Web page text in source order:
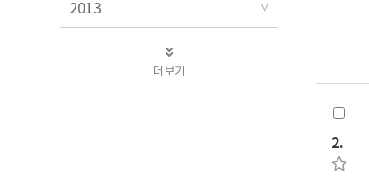
2013
더보기
2.